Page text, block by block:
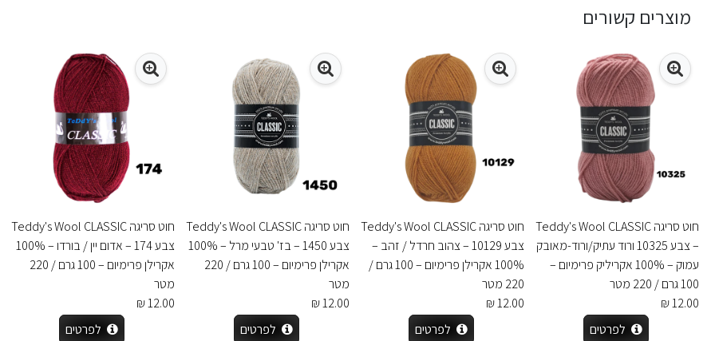
מוצרים קשורים
חוט סריגה Teddy's Wool CLASSIC
– צבע 10325 ורוד עתיק/ורוד-מאובק
עמוק – 100% אקריליק פרימיום –
100 גרם / 220 מטר
12.00 ₪
לפרטים
חוט סריגה Teddy's Wool CLASSIC
צבע 10129 – צהוב חרדל / זהב –
100% אקרילן פרימיום – 100 גרם /
220 מטר
12.00 ₪
לפרטים
חוט סריגה Teddy's Wool CLASSIC
צבע 1450 – בז' טבעי מרל – 100%
אקרילן פרימיום – 100 גרם / 220
מטר
12.00 ₪
לפרטים
חוט סריגה Teddy's Wool CLASSIC
צבע 174 – אדום יין / בורדו – 100%
אקרילן פרימיום – 100 גרם / 220
מטר
12.00 ₪
לפרטים